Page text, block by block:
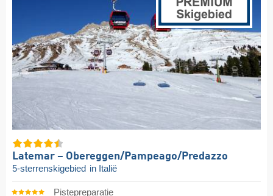
Latemar – Obereggen/​Pampeago/​Predazzo
5-sterrenskigebied in Italië
Pistepreparatie